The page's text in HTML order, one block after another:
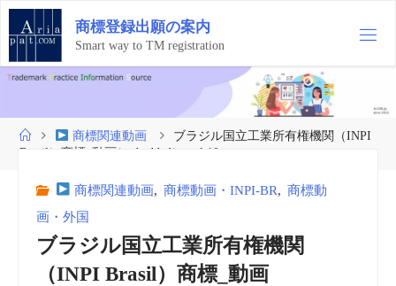
コ
テ
ン
ツ
ス
商標登録出願の案内
Smart way to TM registration
ホ
ー
商標関連動画
ブラジル国立工業所有権機関（INPI
Brasil）商標_動画(embedded） vol.10
商標関連動画, 商標動画・INPI-BR, 商標動
画・外国
ブラジル国立工業所有権機関
（INPI Brasil）商標_動画